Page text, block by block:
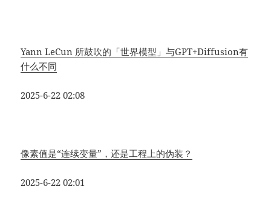
Yann LeCun 所鼓吹的「世界模型」与GPT+Diffusion有
什么不同
2025-6-22 02:08
像素值是“连续变量”，还是工程上的伪装？
2025-6-22 02:01